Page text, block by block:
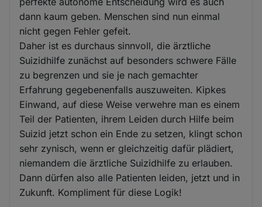
dann kaum geben. Menschen sind nun einmal
nicht gegen Fehler gefeit.
Daher ist es durchaus sinnvoll, die ärztliche
Suizidhilfe zunächst auf besonders schwere Fälle
zu begrenzen und sie je nach gemachter
Erfahrung gegebenenfalls auszuweiten. Kipkes
Einwand, auf diese Weise verwehre man es einem
Teil der Patienten, ihrem Leiden durch Hilfe beim
Suizid jetzt schon ein Ende zu setzen, klingt schon
sehr zynisch, wenn er gleichzeitig dafür plädiert,
niemandem die ärztliche Suizidhilfe zu erlauben.
Dann dürfen also alle Patienten leiden, jetzt und in
Zukunft. Kompliment für diese Logik!